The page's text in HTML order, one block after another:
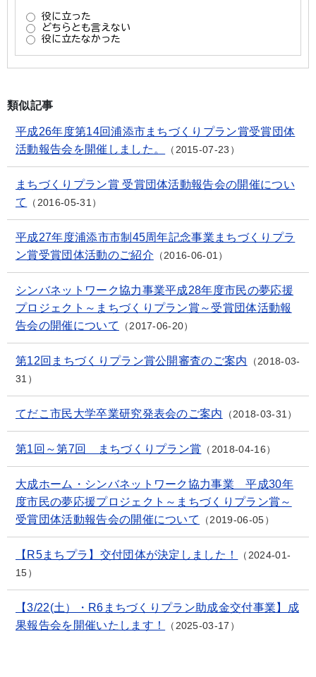
類似記事
平成26年度第14回浦添市まちづくりプラン賞受賞団体
活動報告会を開催しました。
2015-07-23
まちづくりプラン賞 受賞団体活動報告会の開催につい
て
2016-05-31
平成27年度浦添市市制45周年記念事業まちづくりプラ
ン賞受賞団体活動のご紹介
2016-06-01
シンバネットワーク協力事業平成28年度市民の夢応援
プロジェクト～まちづくりプラン賞～受賞団体活動報
告会の開催について
2017-06-20
第12回まちづくりプラン賞公開審査のご案内
2018-03-
31
てだこ市民大学卒業研究発表会のご案内 2018-03-31
第1回～第7回 まちづくりプラン賞 2018-04-16
大成ホーム・シンバネットワーク協力事業 平成30年
度市民の夢応援プロジェクト～まちづくりプラン賞～
受賞団体活動報告会の開催について
2019-06-05
【R5まちプラ】交付団体が決定しました！
2024-01-
15
【3/22(土）・R6まちづくりプラン助成金交付事業】成
果報告会を開催いたします！
2025-03-17